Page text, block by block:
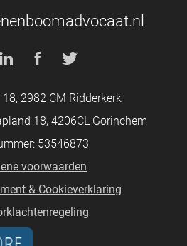
2982 CM Ridderkerk
18, 4206CL Gorinchem
53546873
voorwaarden
& Cookieverklaring